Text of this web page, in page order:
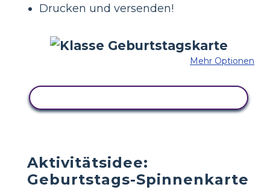
Drucken und versenden!
Mehr Optionen
Aktivitätsidee:
Geburtstags-Spinnenkarte